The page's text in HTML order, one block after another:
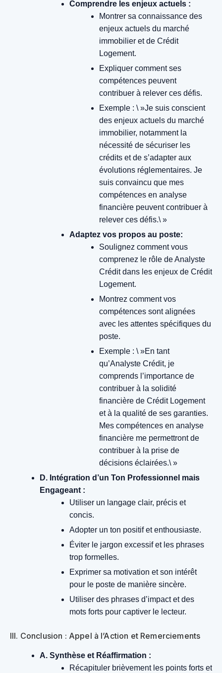
Comprendre les enjeux actuels :
Montrer sa connaissance des
enjeux actuels du marché
immobilier et de Crédit
Logement.
Expliquer comment ses
compétences peuvent
contribuer à relever ces défis.
Exemple : \ »Je suis conscient
des enjeux actuels du marché
immobilier, notamment la
nécessité de sécuriser les
crédits et de s’adapter aux
évolutions réglementaires. Je
suis convaincu que mes
compétences en analyse
financière peuvent contribuer à
relever ces défis.\ »
Adaptez vos propos au poste:
Soulignez comment vous
comprenez le rôle de Analyste
Crédit dans les enjeux de Crédit
Logement.
Montrez comment vos
compétences sont alignées
avec les attentes spécifiques du
poste.
Exemple : \ »En tant
qu’Analyste Crédit, je
comprends l’importance de
contribuer à la solidité
financière de Crédit Logement
et à la qualité de ses garanties.
Mes compétences en analyse
financière me permettront de
contribuer à la prise de
décisions éclairées.\ »
D. Intégration d’un Ton Professionnel mais
Engageant :
Utiliser un langage clair, précis et
concis.
Adopter un ton positif et enthousiaste.
Éviter le jargon excessif et les phrases
trop formelles.
Exprimer sa motivation et son intérêt
pour le poste de manière sincère.
Utiliser des phrases d’impact et des
mots forts pour captiver le lecteur.
III. Conclusion : Appel à l’Action et Remerciements
A. Synthèse et Réaffirmation :
Récapituler brièvement les points forts et